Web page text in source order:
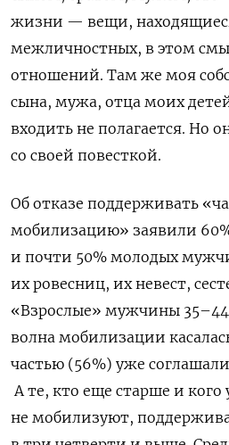
жизни — вещи,
межличностных, в этом
отношений. Там же моя
сына, мужа, отца моих
входить не полагается. Но
со своей повесткой.
Об отказе поддерживать
мобилизацию» заявили
и почти 50% молодых
их ровесниц, их невест,
«Взрослые» мужчины 35–44
волна мобилизации
частью (56%) уже
А те, кто еще старше и кого
не мобилизуют,